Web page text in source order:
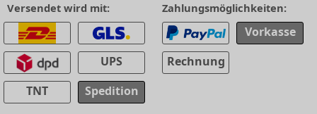
Versendet wird mit:
UPS
TNT
Spedition
Zahlungsmöglichkeiten:
Vorkasse
Rechnung